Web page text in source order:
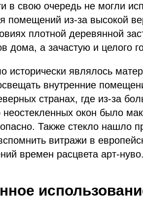
в свою очередь не могли
помещений из-за высокой
плотной деревянной
дома, а зачастую и целого
исторически являлось
внутренние
странах, где из-за
неостекленных окон было
Также стекло нашло
витражи в
времен расцвета арт-нуво.